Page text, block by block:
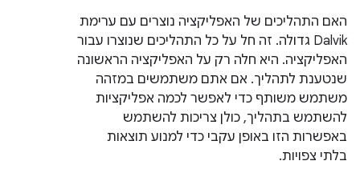
האם התהליכים של האפליקציה נוצרים עם ערימת
Dalvik גדולה. זה חל על כל התהליכים שנוצרו עבור
האפליקציה. היא חלה רק על האפליקציה הראשונה
שנטענת לתהליך. אם אתם משתמשים במזהה
משתמש משותף כדי לאפשר לכמה אפליקציות
להשתמש בתהליך, כולן צריכות להשתמש
באפשרות הזו באופן עקבי כדי למנוע תוצאות
בלתי צפויות.